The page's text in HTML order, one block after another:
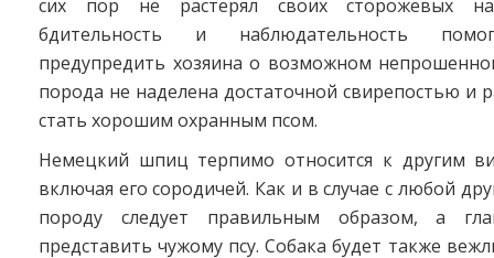
сих пор не растерял своих сторожевых
бдительность и наблюдательность
предупредить хозяина о возможном
порода не наделена достаточной свирепостью и
стать хорошим охранным псом.
Немецкий шпиц терпимо относится к другим
включая его сородичей. Как и в случае с любой
породу следует правильным образом, а
представить чужому псу. Собака будет также